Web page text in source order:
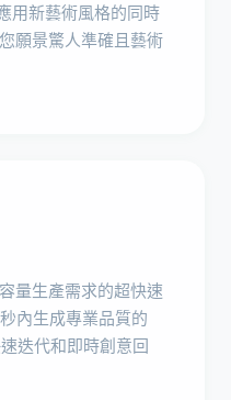
用新藝術風格的同時
願景驚人準確且藝術
量生產需求的超快速
內生成專業品質的
速迭代和即時創意回